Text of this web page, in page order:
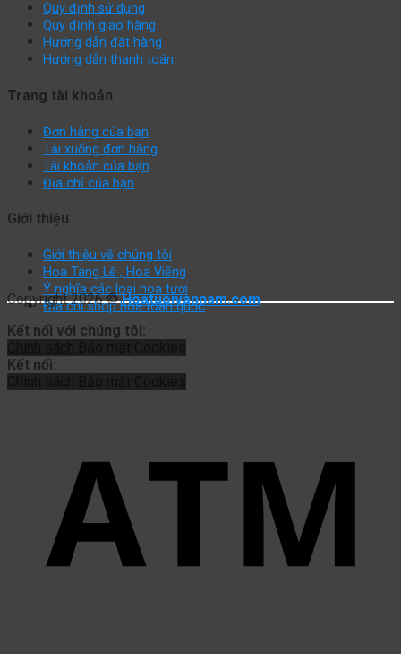
Quy định sử dụng
Quy định giao hàng
Hướng dẫn đặt hàng
Hướng dẫn thanh toán
Trang tài khoản
Đơn hàng của bạn
Tải xuống đơn hàng
Tài khoản của bạn
Địa chỉ của bạn
Giới thiệu
Giới thiệu về chúng tôi
Hoa Tang Lễ , Hoa Viếng
Ý nghĩa các loại hoa tươi
Địa chỉ shop hoa toàn quốc
Copyright 2026 ©Hoatuoivannam.com
Kết nối với chúng tôi:
Kết nối: